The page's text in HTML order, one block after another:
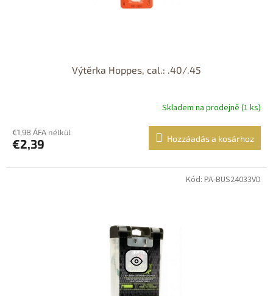
Výtěrka Hoppes, cal.: .40/.45
Skladem na prodejně (1 ks)
€1,98 ÁFA nélkül
€2,39 Hozzáadás a kosárhoz
Kód: PA-BUS24033VD